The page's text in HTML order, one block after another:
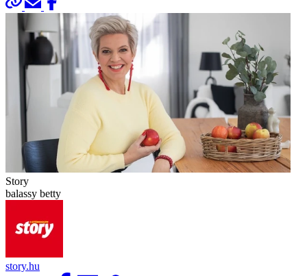
Story
balassy betty
story.hu